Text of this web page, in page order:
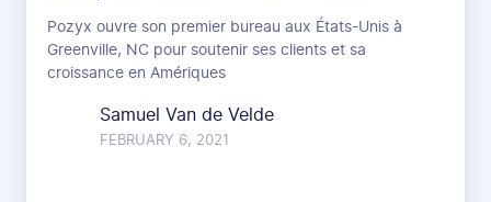
Pozyx ouvre son premier bureau aux États-Unis à
Greenville, NC pour soutenir ses clients et sa
croissance en Amériques
Samuel Van de Velde
FEBRUARY 6, 2021